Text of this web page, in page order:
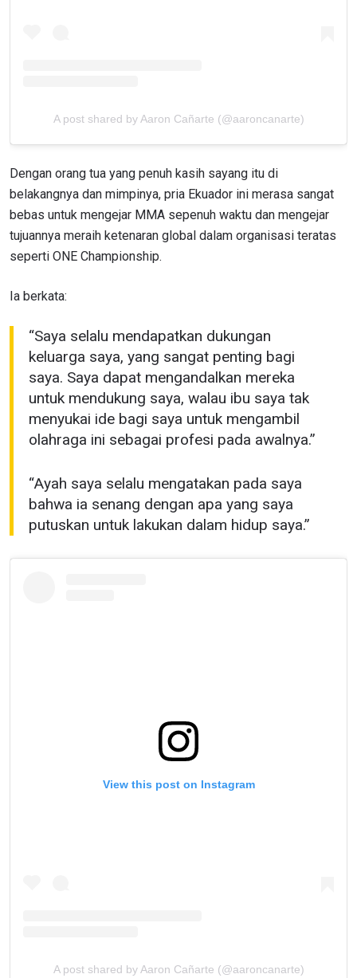
A post shared by Aaron Cañarte (@aaroncanarte)
Dengan orang tua yang penuh kasih sayang itu di
belakangnya dan mimpinya, pria Ekuador ini merasa sangat
bebas untuk mengejar MMA sepenuh waktu dan mengejar
tujuannya meraih ketenaran global dalam organisasi teratas
seperti ONE Championship.
Ia berkata:
“Saya selalu mendapatkan dukungan
keluarga saya, yang sangat penting bagi
saya. Saya dapat mengandalkan mereka
untuk mendukung saya, walau ibu saya tak
menyukai ide bagi saya untuk mengambil
olahraga ini sebagai profesi pada awalnya.”
“Ayah saya selalu mengatakan pada saya
bahwa ia senang dengan apa yang saya
putuskan untuk lakukan dalam hidup saya.”
View this post on Instagram
A post shared by Aaron Cañarte (@aaroncanarte)